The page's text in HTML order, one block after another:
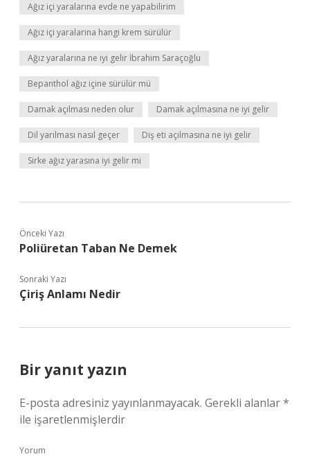
Ağız içi yaralarına evde ne yapabilirim
Ağız içi yaralarına hangi krem sürülür
Ağız yaralarına ne iyi gelir İbrahim Saraçoğlu
Bepanthol ağız içine sürülür mü
Damak açılması neden olur Damak açılmasına ne iyi gelir
Dil yarılması nasıl geçer Diş eti açılmasına ne iyi gelir
Sirke ağız yarasına iyi gelir mi
Önceki Yazı
Poliüretan Taban Ne Demek
Sonraki Yazı
Çiriş Anlamı Nedir
Bir yanıt yazın
E-posta adresiniz yayınlanmayacak. Gerekli alanlar*
ile işaretlenmişlerdir
Yorum